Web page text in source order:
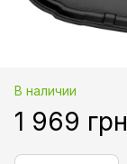
В наличии
1 969 грн